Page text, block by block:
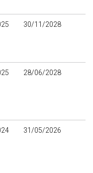
30/11/2028
28/06/2028
31/05/2026